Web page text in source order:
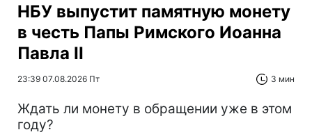
НБУ выпустит памятную монету
в честь Папы Римского Иоанна
Павла II
23:39 07.08.2026 Пт 3 мин
Ждать ли монету в обращении уже в этом
году?